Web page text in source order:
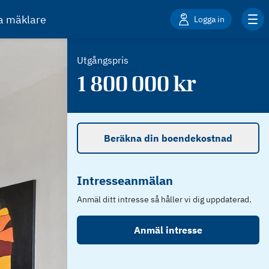
mäklare Logga in
Utgångspris
1 800 000kr
Beräkna din boendekostnad
Intresseanmälan
Anmäl ditt intresse så håller vi dig uppdaterad.
Anmäl intresse